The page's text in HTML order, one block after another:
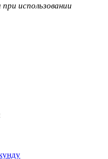
при использовании